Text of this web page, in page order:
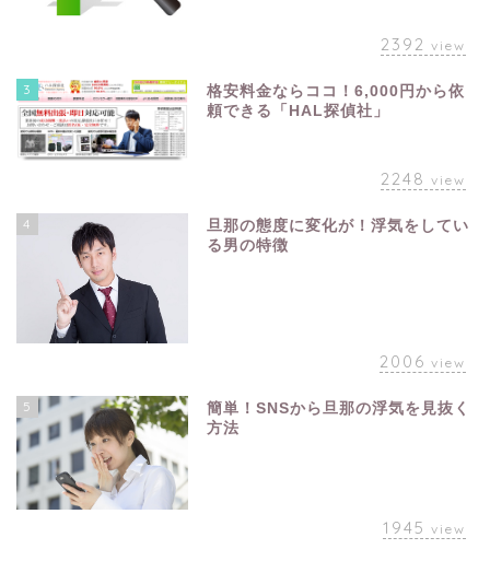
2392 view
3
格安料金ならココ！6,000円から依
頼できる「HAL探偵社」
2248 view
4
旦那の態度に変化が！浮気をしてい
る男の特徴
2006 view
5
簡単！SNSから旦那の浮気を見抜く
方法
1945 view